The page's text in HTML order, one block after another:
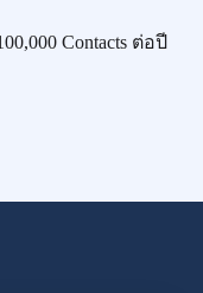
Contacts ต่อปี